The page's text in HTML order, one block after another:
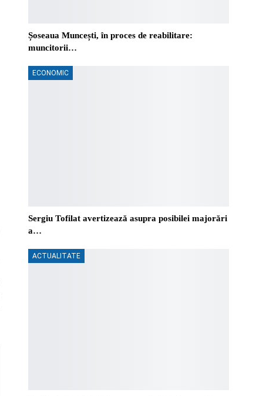
Șoseaua Muncești, în proces de reabilitare:
muncitorii…
ECONOMIC
Sergiu Tofilat avertizează asupra posibilei majorări
a…
ACTUALITATE